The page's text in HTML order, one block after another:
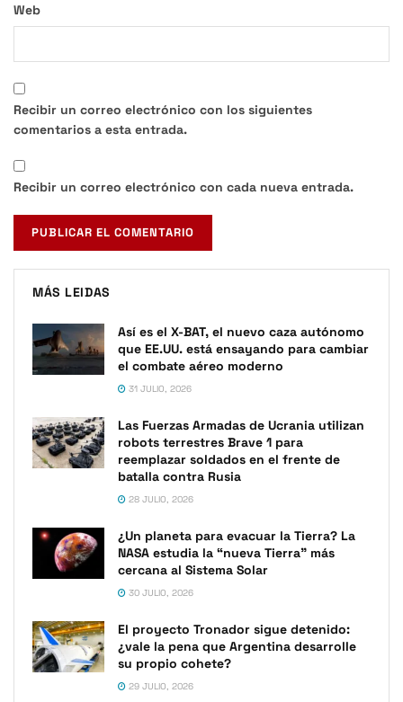
Web
Recibir un correo electrónico con los siguientes
comentarios a esta entrada.
Recibir un correo electrónico con cada nueva entrada.
MÁS LEIDAS
Así es el X-BAT, el nuevo caza autónomo
que EE.UU. está ensayando para cambiar
el combate aéreo moderno
31 JULIO, 2026
Las Fuerzas Armadas de Ucrania utilizan
robots terrestres Brave 1 para
reemplazar soldados en el frente de
batalla contra Rusia
28 JULIO, 2026
¿Un planeta para evacuar la Tierra? La
NASA estudia la “nueva Tierra” más
cercana al Sistema Solar
30 JULIO, 2026
El proyecto Tronador sigue detenido:
¿vale la pena que Argentina desarrolle
su propio cohete?
29 JULIO, 2026